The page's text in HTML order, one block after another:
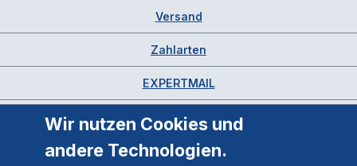
Versand
Zahlarten
EXPERTMAIL
Wir nutzen Cookies und
andere Technologien.